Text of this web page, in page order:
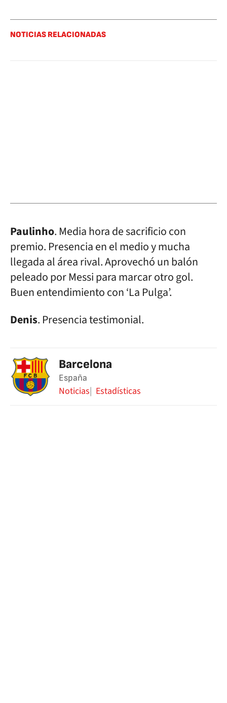
NOTICIAS RELACIONADAS
Paulinho. Media hora de sacrificio con
premio. Presencia en el medio y mucha
llegada al área rival. Aprovechó un balón
peleado por Messi para marcar otro gol.
Buen entendimiento con ‘La Pulga’.
Denis. Presencia testimonial.
Barcelona
España
Noticias Estadísticas